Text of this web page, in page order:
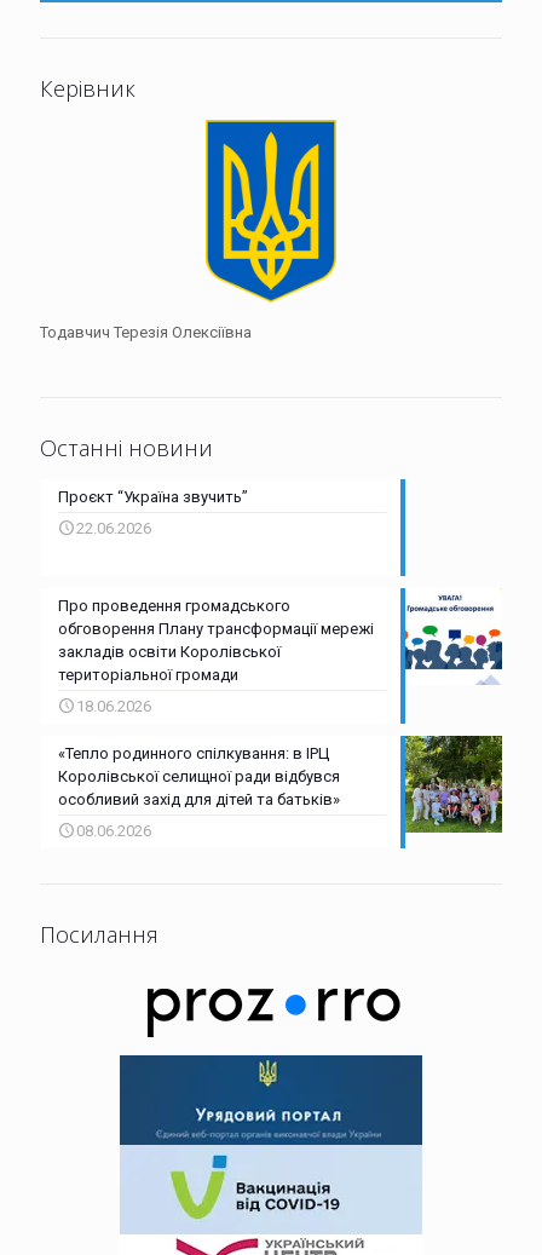
Керівник
Тодавчич Терезія Олексіївна
Останні новини
Проєкт “Україна звучить”
22.06.2026
Про проведення громадського
обговорення Плану трансформації мережі
закладів освіти Королівської
територіальної громади
18.06.2026
«Тепло родинного спілкування: в ІРЦ
Королівської селищної ради відбувся
особливий захід для дітей та батьків»
08.06.2026
Посилання